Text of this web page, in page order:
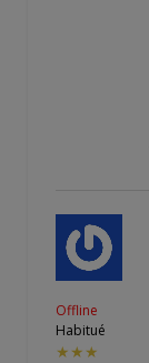
Offline
Habitué
★★★